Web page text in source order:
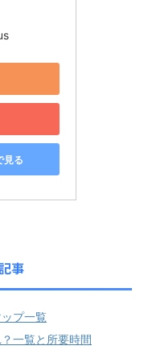
見る
事
プ一覧
一覧と所要時間